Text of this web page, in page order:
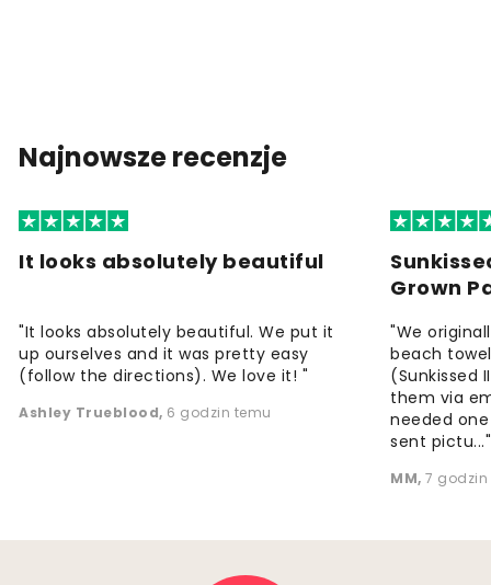
Najnowsze recenzje
It looks absolutely beautiful
"It looks absolutely beautiful. We put it
up ourselves and it was pretty easy
(follow the directions). We love it! "
Ashley Trueblood, 6 godzin temu
Grown
"We
beach
(Sunkissed
them via
needed
sent pictu..."
MM, 7